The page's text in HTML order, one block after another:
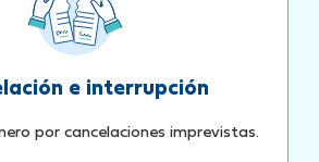
e interrupción
por cancelaciones imprevistas.